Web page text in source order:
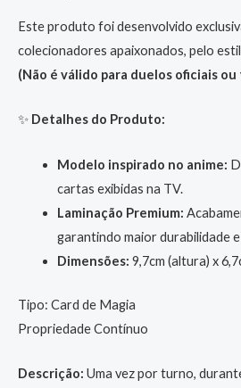
Este produto foi desenvolvido
colecionadores apaixonados, pelo
(Não é válido para duelos oficiais
✨ Detalhes do Produto:
Modelo inspirado no anime:
cartas exibidas na TV.
Laminação Premium:
garantindo maior durabilidade
Dimensões: 9,7cm (altura) x
Tipo: Card de Magia
Propriedade Contínuo
Descrição: Uma vez por turno,